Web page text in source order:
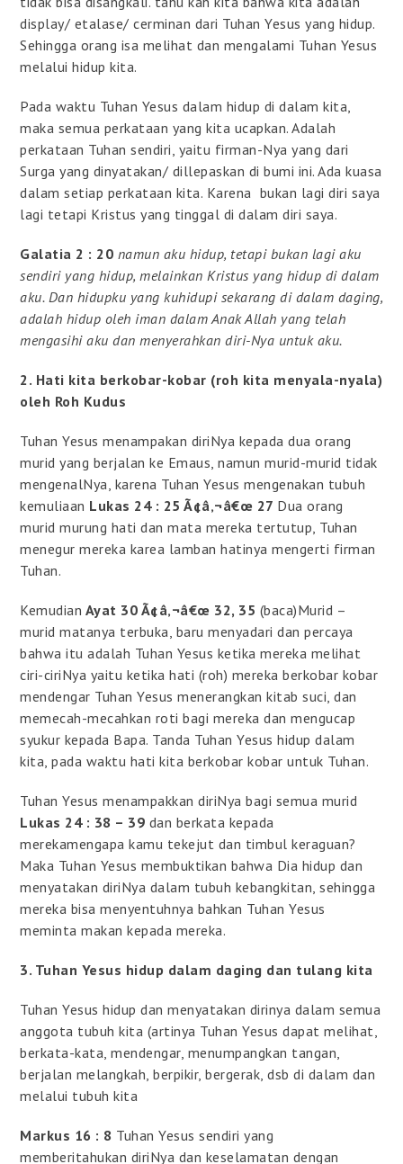
display/ etalase/ cerminan dari Tuhan Yesus yang hidup.
Sehingga orang isa melihat dan mengalami Tuhan Yesus
melalui hidup kita.
Pada waktu Tuhan Yesus dalam hidup di dalam kita,
maka semua perkataan yang kita ucapkan. Adalah
perkataan Tuhan sendiri, yaitu firman-Nya yang dari
Surga yang dinyatakan/ dillepaskan di bumi ini. Ada kuasa
dalam setiap perkataan kita. Karena bukan lagi diri saya
lagi tetapi Kristus yang tinggal di dalam diri saya.
Galatia 2 : 20 namun aku hidup, tetapi bukan lagi aku
sendiri yang hidup, melainkan Kristus yang hidup di dalam
aku. Dan hidupku yang kuhidupi sekarang di dalam daging,
adalah hidup oleh iman dalam Anak Allah yang telah
mengasihi aku dan menyerahkan diri-Nya untuk aku.
2. Hati kita berkobar-kobar (roh kita menyala-nyala)
oleh Roh Kudus
Tuhan Yesus menampakan diriNya kepada dua orang
murid yang berjalan ke Emaus, namun murid-murid tidak
mengenalNya, karena Tuhan Yesus mengenakan tubuh
kemuliaan Lukas 24 : 25 Ã¢â‚¬â€œ 27 Dua orang
murid murung hati dan mata mereka tertutup, Tuhan
menegur mereka karea lamban hatinya mengerti firman
Tuhan.
Kemudian Ayat 30 Ã¢â‚¬â€œ 32, 35 (baca)Murid –
murid matanya terbuka, baru menyadari dan percaya
bahwa itu adalah Tuhan Yesus ketika mereka melihat
ciri-ciriNya yaitu ketika hati (roh) mereka berkobar kobar
mendengar Tuhan Yesus menerangkan kitab suci, dan
memecah-mecahkan roti bagi mereka dan mengucap
syukur kepada Bapa. Tanda Tuhan Yesus hidup dalam
kita, pada waktu hati kita berkobar kobar untuk Tuhan.
Tuhan Yesus menampakkan diriNya bagi semua murid
Lukas 24 : 38 – 39 dan berkata kepada
merekamengapa kamu tekejut dan timbul keraguan?
Maka Tuhan Yesus membuktikan bahwa Dia hidup dan
menyatakan diriNya dalam tubuh kebangkitan, sehingga
mereka bisa menyentuhnya bahkan Tuhan Yesus
meminta makan kepada mereka.
3. Tuhan Yesus hidup dalam daging dan tulang kita
Tuhan Yesus hidup dan menyatakan dirinya dalam semua
anggota tubuh kita (artinya Tuhan Yesus dapat melihat,
berkata-kata, mendengar, menumpangkan tangan,
berjalan melangkah, berpikir, bergerak, dsb di dalam dan
melalui tubuh kita
Markus 16 : 8 Tuhan Yesus sendiri yang
memberitahukan diriNya dan keselamatan dengan